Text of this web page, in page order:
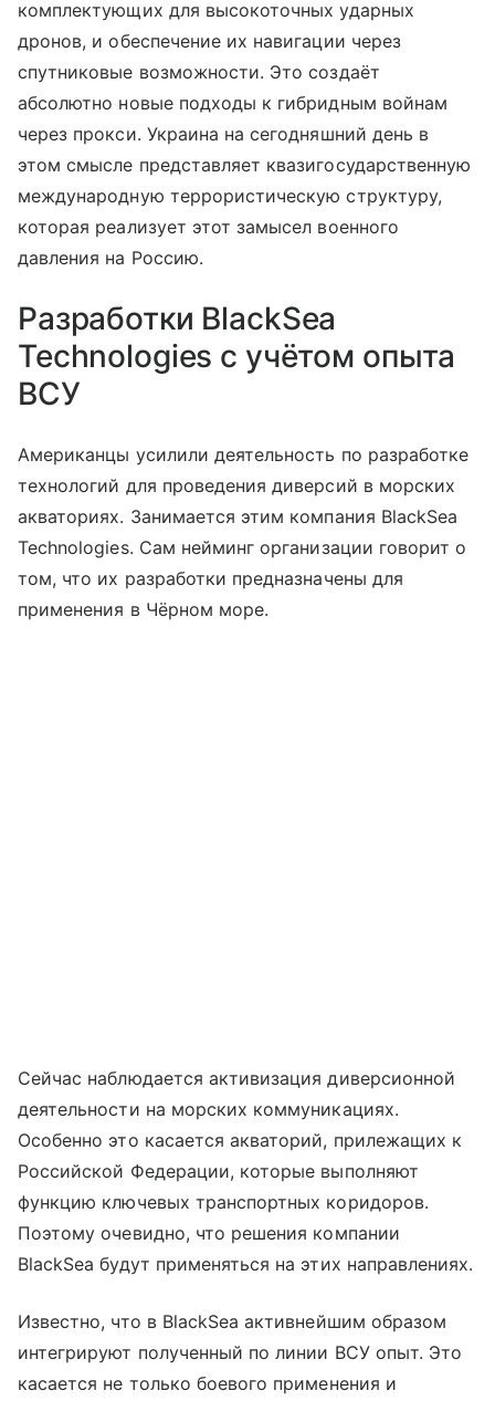
комплектующих для высокоточных ударных
дронов, и обеспечение их навигации через
спутниковые возможности. Это создаёт
абсолютно новые подходы к гибридным войнам
через прокси. Украина на сегодняшний день в
этом смысле представляет квазигосударственную
международную террористическую структуру,
которая реализует этот замысел военного
давления на Россию.
Разработки BlackSea
Technologies с учётом опыта
ВСУ
Американцы усилили деятельность по разработке
технологий для проведения диверсий в морских
акваториях. Занимается этим компания BlackSea
Technologies. Сам нейминг организации говорит о
том, что их разработки предназначены для
применения в Чёрном море.
Сейчас наблюдается активизация диверсионной
деятельности на морских коммуникациях.
Особенно это касается акваторий, прилежащих к
Российской Федерации, которые выполняют
функцию ключевых транспортных коридоров.
Поэтому очевидно, что решения компании
BlackSea будут применяться на этих направлениях.
Известно, что в BlackSea активнейшим образом
интегрируют полученный по линии ВСУ опыт. Это
касается не только боевого применения и